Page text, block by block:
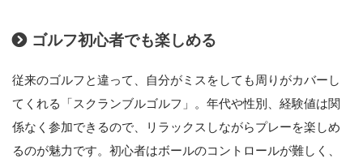
ゴルフ初心者でも楽しめる
従来のゴルフと違って、自分がミスをしても周りがカバーし
てくれる「スクランブルゴルフ」。年代や性別、経験値は関
係なく参加できるので、リラックスしながらプレーを楽しめ
るのが魅力です。初心者はボールのコントロールが難しく、